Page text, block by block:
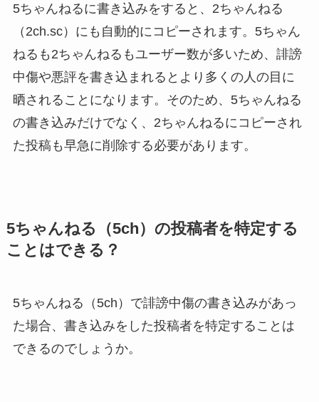
5ちゃんねるに書き込みをすると、2ちゃんねる
（2ch.sc）にも自動的にコピーされます。5ちゃん
ねるも2ちゃんねるもユーザー数が多いため、誹謗
中傷や悪評を書き込まれるとより多くの人の目に
晒されることになります。そのため、5ちゃんねる
の書き込みだけでなく、2ちゃんねるにコピーされ
た投稿も早急に削除する必要があります。
5ちゃんねる（5ch）の投稿者を特定する
ことはできる？
5ちゃんねる（5ch）で誹謗中傷の書き込みがあっ
た場合、書き込みをした投稿者を特定することは
できるのでしょうか。